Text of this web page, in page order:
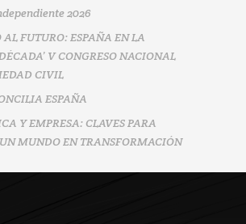
2026
AL FUTURO: ESPAÑA EN LA
V CONGRESO NACIONAL
CIVIL
ESPAÑA
Y EMPRESA: CLAVES PARA
MUNDO EN TRANSFORMACIÓN